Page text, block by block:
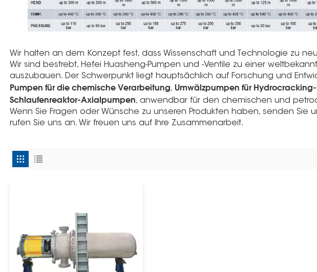
Wir halten an dem Konzept fest, dass Wissenschaft und Technologie zu
Wir sind bestrebt, Hefei Huasheng-Pumpen und -Ventile zu einer
auszubauen. Der Schwerpunkt liegt hauptsächlich auf Forschung und
Pumpen für die chemische Verarbeitung, Umwälzpumpen für
Schlaufenreaktor-Axialpumpen, anwendbar für den chemischen und
Wenn Sie Fragen oder Wünsche zu unseren Produkten haben, senden Sie
rufen Sie uns an. Wir freuen uns auf Ihre Zusammenarbeit.